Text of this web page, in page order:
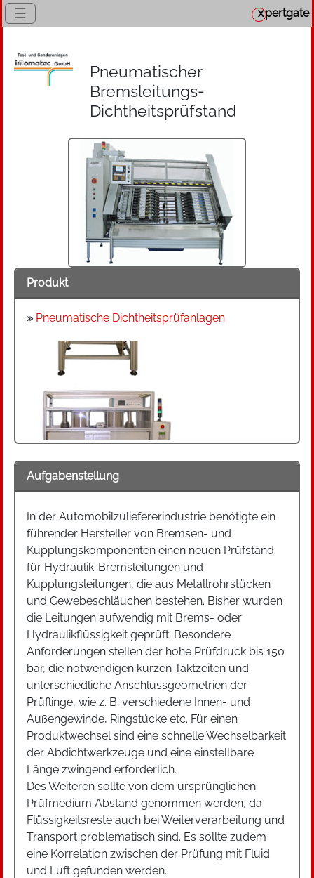
☰ xpertgate
Pneumatischer
Bremsleitungs-
Dichtheitsprüfstand
Produkt
» Pneumatische Dichtheitsprüfanlagen
Aufgabenstellung
In der Automobilzuliefererindustrie benötigte ein
führender Hersteller von Bremsen- und
Kupplungskomponenten einen neuen Prüfstand
für Hydraulik-Bremsleitungen und
Kupplungsleitungen, die aus Metallrohrstücken
und Gewebeschläuchen bestehen. Bisher wurden
die Leitungen aufwendig mit Brems- oder
Hydraulikflüssigkeit geprüft. Besondere
Anforderungen stellen der hohe Prüfdruck bis 150
bar, die notwendigen kurzen Taktzeiten und
unterschiedliche Anschlussgeometrien der
Prüflinge, wie z. B. verschiedene Innen- und
Außengewinde, Ringstücke etc. Für einen
Produktwechsel sind eine schnelle Wechselbarkeit
der Abdichtwerkzeuge und eine einstellbare
Länge zwingend erforderlich.
Des Weiteren sollte von dem ursprünglichen
Prüfmedium Abstand genommen werden, da
Flüssigkeitsreste auch bei Weiterverarbeitung und
Transport problematisch sind. Es sollte zudem
eine Korrelation zwischen der Prüfung mit Fluid
und Luft gefunden werden.